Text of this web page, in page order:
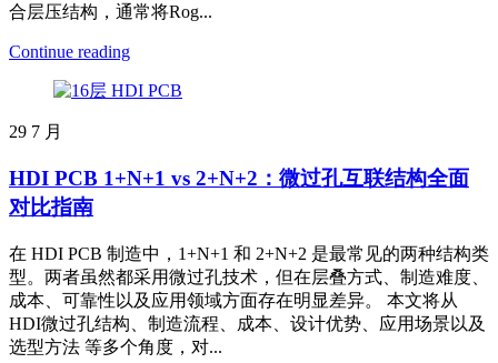
合层压结构，通常将Rog...
Continue reading
29 7 月
HDI PCB 1+N+1 vs 2+N+2：微过孔互联结构全面
对比指南
在 HDI PCB 制造中，1+N+1 和 2+N+2 是最常见的两种结构类
型。两者虽然都采用微过孔技术，但在层叠方式、制造难度、
成本、可靠性以及应用领域方面存在明显差异。 本文将从
HDI微过孔结构、制造流程、成本、设计优势、应用场景以及
选型方法 等多个角度，对...